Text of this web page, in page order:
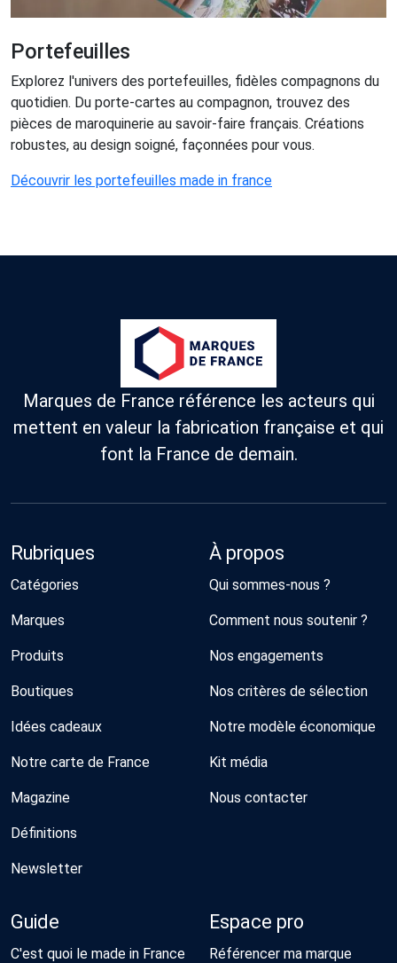
Portefeuilles
Explorez l'univers des portefeuilles, fidèles compagnons du
quotidien. Du porte-cartes au compagnon, trouvez des
pièces de maroquinerie au savoir-faire français. Créations
robustes, au design soigné, façonnées pour vous.
Découvrir les portefeuilles made in france
Marques de France référence les acteurs qui
mettent en valeur la fabrication française et qui
font la France de demain.
Rubriques
Catégories
Marques
Produits
Boutiques
Idées cadeaux
Notre carte de France
Magazine
Définitions
Newsletter
À propos
Qui sommes-nous ?
Comment nous soutenir ?
Nos engagements
Nos critères de sélection
Notre modèle économique
Kit média
Nous contacter
Guide
C'est quoi le made in France
Espace pro
Référencer ma marque